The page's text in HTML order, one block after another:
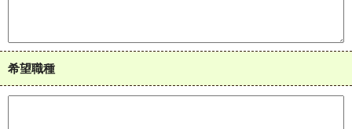
希望職種